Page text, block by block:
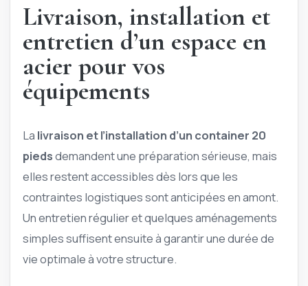
Livraison, installation et
entretien d’un espace en
acier pour vos
équipements
La livraison et l’installation d’un container 20
piedsdemandent une préparation sérieuse, mais
elles restent accessibles dès lors que les
contraintes logistiques sont anticipées en amont.
Un entretien régulier et quelques aménagements
simples suffisent ensuite à garantir une durée de
vie optimale à votre structure.